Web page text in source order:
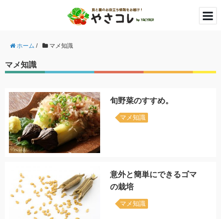
ホーム / マメ知識
マメ知識
旬野菜のすすめ。
マメ知識
意外と簡単にできるゴマ
の栽培
マメ知識